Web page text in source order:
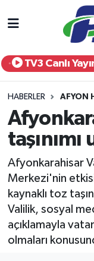
TV3 Canlı
HABERLER AFYON
taşınımı
Afyonkarahisar
Merkezi'nin
kaynaklı toz
Valilik, sosyal
açıklamayla
olmaları
Yurt Haber
Afyon Haber
Siyaset
Spor
Eğitim
Sağlık
Süper Lig
Tüm
Son Dakika